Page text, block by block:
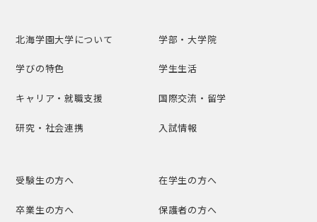
北海学園大学について 学部・大学院
学びの特色 学生生活
キャリア・就職支援 国際交流・留学
研究・社会連携 入試情報
受験生の方へ 在学生の方へ
卒業生の方へ 保護者の方へ